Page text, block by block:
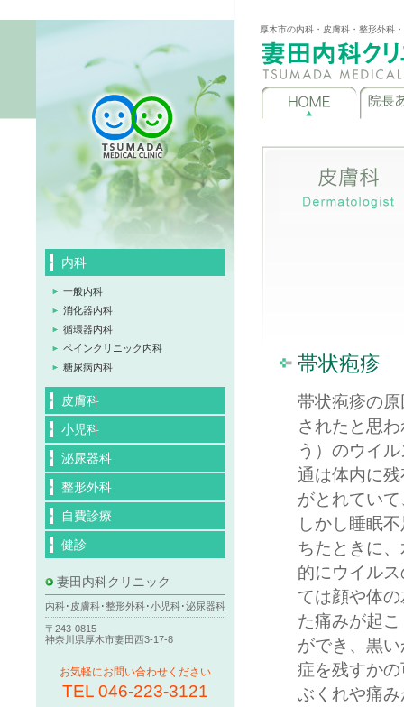
厚木市の内科・皮膚科・整形外科
帯状疱疹
帯状疱疹の
されたと思
う）のウイ
通は体内に
がとれてい
しかし睡眠
ちたときに
的にウイル
ては顔や体
た痛みが起
ができ、黒
症を残すか
ぶくれや痛
内科
一般内科
消化器内科
循環器内科
ペインクリニック内科
糖尿病内科
皮膚科
小児科
泌尿器科
整形外科
自費診療
健診
妻田内科クリニック
内科･皮膚科･整形外科･小児科･泌尿器科
〒243-0815
神奈川県厚木市妻田西3-17-8
お気軽にお問い合わせください
TEL 046-223-3121